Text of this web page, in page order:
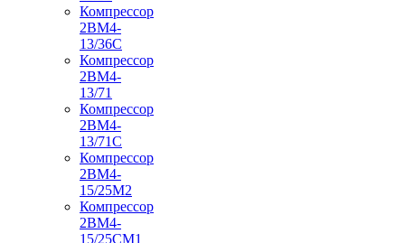
Компрессор
2ВМ4-
13/36С
Компрессор
2ВМ4-
13/71
Компрессор
2ВМ4-
13/71С
Компрессор
2ВМ4-
15/25М2
Компрессор
2ВМ4-
15/25СМ1